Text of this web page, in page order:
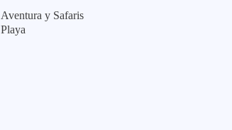
Aventura y Safaris
Playa